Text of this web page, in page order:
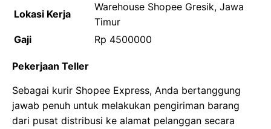
Lokasi Kerja
Warehouse Shopee Gresik, Jawa
Timur
Gaji
Rp 4500000
Pekerjaan Teller
Sebagai kurir Shopee Express, Anda bertanggung
jawab penuh untuk melakukan pengiriman barang
dari pusat distribusi ke alamat pelanggan secara